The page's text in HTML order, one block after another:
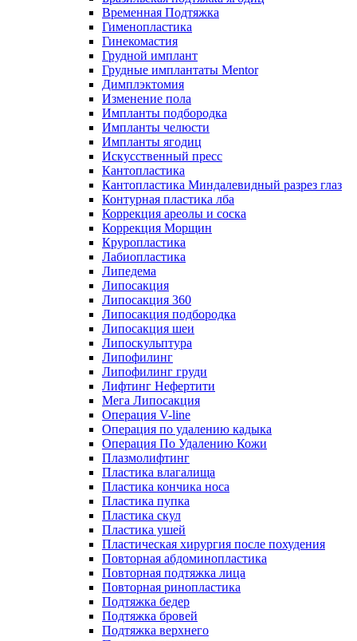
Временная Подтяжка
Гименопластика
Гинекомастия
Грудной имплант
Грудные имплантаты Mentor
Димплэктомия
Изменение пола
Импланты подбородка
Импланты челюсти
Импланты ягодиц
Искусственный пресс
Кантопластика
Кантопластика Миндалевидный разрез глаз
Контурная пластика лба
Коррекция ареолы и соска
Коррекция Морщин
Круропластика
Лабиопластика
Липедема
Липосакция
Липосакция 360
Липосакция подбородка
Липосакция шеи
Липоскульптура
Липофилинг
Липофилинг груди
Лифтинг Нефертити
Мега Липосакция
Операция V-line
Операция по удалению кадыка
Операция По Удалению Кожи
Плазмолифтинг
Пластика влагалища
Пластика кончика носа
Пластика пупка
Пластика скул
Пластика ушей
Пластическая хирургия после похудения
Повторная абдоминопластика
Повторная подтяжка лица
Повторная ринопластика
Подтяжка бедер
Подтяжка бровей
Подтяжка верхнего